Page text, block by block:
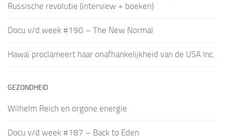
Russische revolutie (interview + boeken)
Docu v/d week #190 – The New Normal
Hawaï proclameert haar onafhankelijkheid van de USA Inc.
GEZONDHEID
Wilhelm Reich en orgone energie
Docu v/d week #187 – Back to Eden